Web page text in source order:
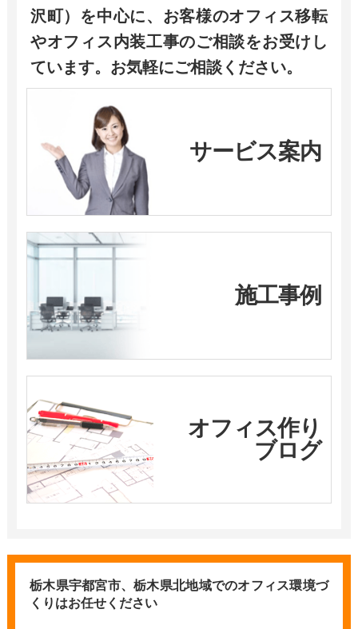
沢町）を中心に、お客様のオフィス移転
やオフィス内装工事のご相談をお受けし
ています。お気軽にご相談ください。
サービス案内
施工事例
オフィス作り
ブログ
栃木県宇都宮市、栃木県北地域でのオフィス環境づ
くりはお任せください